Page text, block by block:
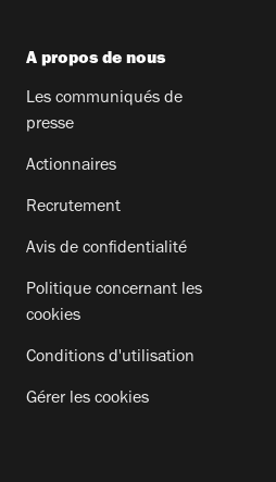
A propos de nous
Les communiqués de
presse
Actionnaires
Recrutement
Avis de confidentialité
Politique concernant les
cookies
Conditions d'utilisation
Gérer les cookies